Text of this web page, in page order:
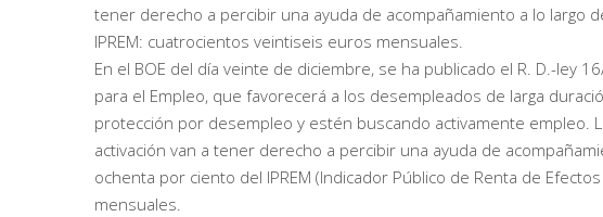
tener derecho a percibir una ayuda de acompañamiento a lo largo
IPREM: cuatrocientos veintiseis euros mensuales.
En el BOE del día veinte de diciembre, se ha publicado el R. D.-ley
para el Empleo, que favorecerá a los desempleados de larga
protección por desempleo y estén buscando activamente empleo.
activación van a tener derecho a percibir una ayuda de
ochenta por ciento del IPREM (Indicador Público de Renta de
mensuales.